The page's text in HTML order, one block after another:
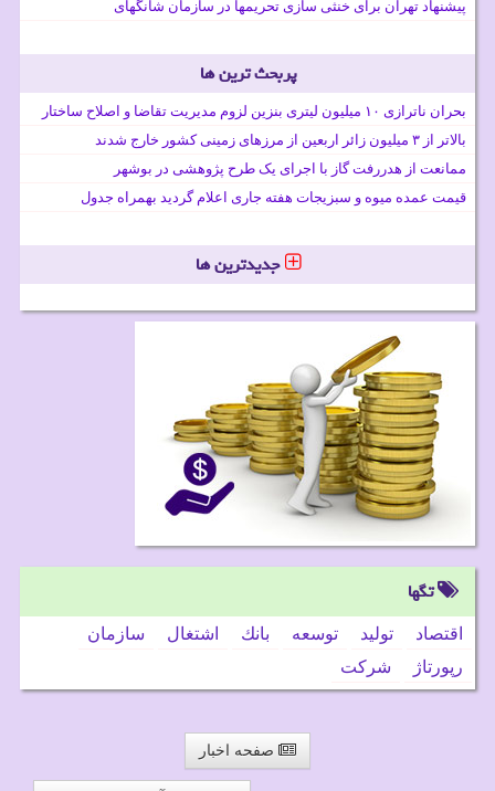
پیشنهاد تهران برای خنثی سازی تحریمها در سازمان شانگهای
پربحث ترین ها
بحران ناترازی ۱۰ میلیون لیتری بنزین لزوم مدیریت تقاضا و اصلاح ساختار
بالاتر از ۳ میلیون زائر اربعین از مرزهای زمینی کشور خارج شدند
ممانعت از هدررفت گاز با اجرای یک طرح پژوهشی در بوشهر
قیمت عمده میوه و سبزیجات هفته جاری اعلام گردید بهمراه جدول
جدیدترین ها
تگها
اقتصاد تولید توسعه بانك اشتغال
سازمان
رپورتاژ
شركت
صفحه اخبار